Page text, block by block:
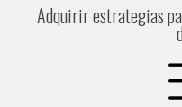
Adquirir estrategias